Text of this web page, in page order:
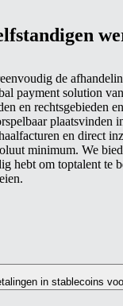
de
payment solution
en rechtsgebieden
plaatsvinden
en direct
minimum. We
hebt om toptalent te
in stablecoins